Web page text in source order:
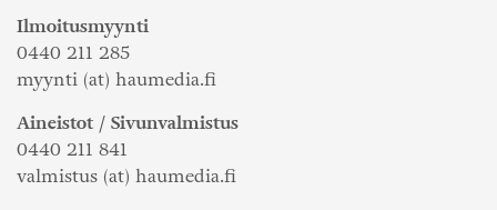
Ilmoitusmyynti
0440 211 285
myynti (at) haumedia.fi
Aineistot / Sivunvalmistus
0440 211 841
valmistus (at) haumedia.fi